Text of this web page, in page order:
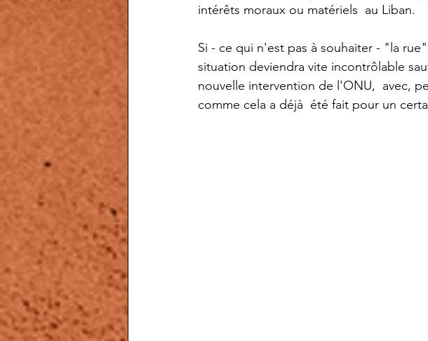
intérêts moraux ou matériels  au Liban.
Si - ce qui n'est pas à souhaiter - "la
situation deviendra vite incontrôlable
nouvelle intervention de l'ONU,  avec,
comme cela a déjà  été fait pour un